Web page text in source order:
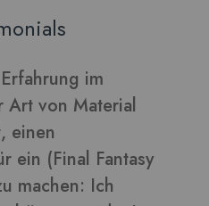
im
Art von Material
einen
ein (Final Fantasy
machen: Ich